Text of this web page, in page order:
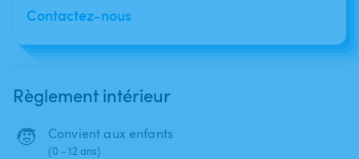
Contactez-nous
Règlement intérieur
🧒 Convient aux enfants
(0 - 12 ans)